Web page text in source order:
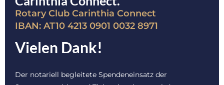
Rotary Club Carinthia Connect
IBAN: AT10 4213 0901 0032 8971
Vielen Dank!
Der notariell begleitete Spendeneinsatz der